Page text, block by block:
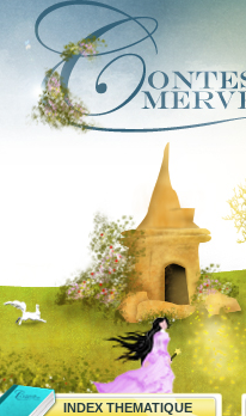
INDEX THEMATIQUE